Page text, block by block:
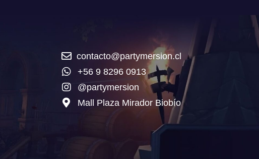
contacto@partymersion.cl
+56 9 8296 0913
@partymersion
Mall Plaza Mirador Biobío